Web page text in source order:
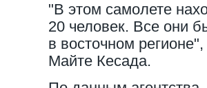
"В этом самолете
20 человек. Все они
в восточном
Майте Кесада.